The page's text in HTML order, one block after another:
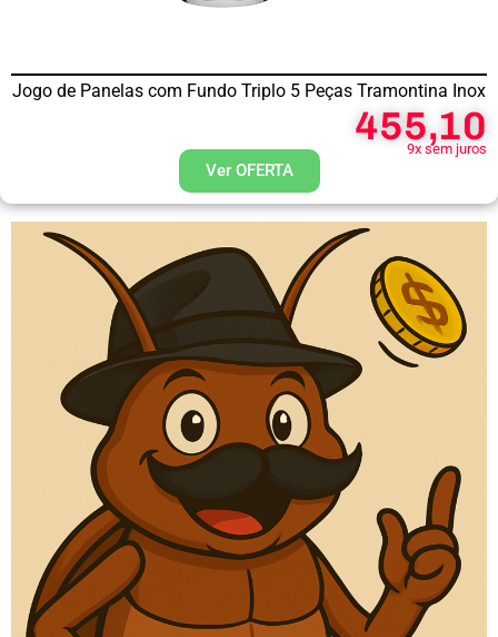
Jogo de Panelas com Fundo Triplo 5 Peças Tramontina Inox
455,10
9x sem juros
Ver OFERTA